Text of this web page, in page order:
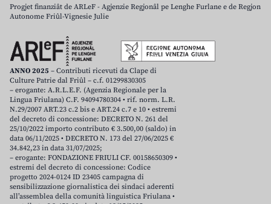
Progjet finanziât de ARLeF - Agjenzie Regjonâl pe Lenghe Furlane e de Regjon
Autonome Friûl-Vignesie Julie
ANNO 2025 – Contributi ricevuti da Clape di
Culture Patrie dal Friûl – c.f. 01299830305
– erogante: A.R.L.E.F. (Agenzia Regionale per la
Lingua Friulana) C.F. 94094780304 • rif. norm. L.R.
N.29/2007 ART.23 c.2 bis e ART.24 c.7 e 10 • estremi
del decreto di concessione: DECRETO N. 261 del
25/10/2022 importo contributo € 3.500,00 (saldo) in
data 06/11/2025 • DECRETO N. 173 del 27/06/2025 €
34.842,23 in data 31/07/2025;
– erogante: FONDAZIONE FRIULI CF. 00158650309 •
estremi del decreto di concessione: Codice
progetto 2024-0124 ID 23405 campagna di
sensibilizzazione giornalistica dei sindaci aderenti
all’assemblea della comunità linguistica Friulana •